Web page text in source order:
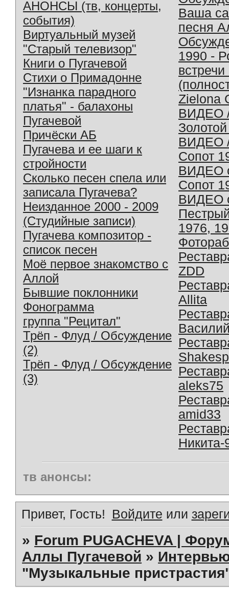
АНОНСЫ (тв, концерты,
события)
Виртуальный музей
"Старый телевизор"
Книги о Пугачевой
Стихи о Примадонне
"Изнанка парадного
платья" - балахоны
Пугачевой
Причёски АБ
Пугачева и ее шаги к
стройности
Сколько песен спела или
записала Пугачева?
Неизданное 2000 - 2009
(Студийные записи)
Пугачева композитор -
список песен
Моё первое знакомство с
Аллой
Бывшие поклонники
Фонограмма
группа "Рецитал"
Трёп - Флуд / Обсуждение
(2)
Трёп - Флуд / Обсуждение
(3)
Ваша
песня
1990 -
Zielona
ВИДЕО
ВИДЕО
Сопот
ВИДЕО
Сопот
ВИДЕО
1976,
ZDD
Allita
aleks75
amid33
Никита-
тв анонсы:
Привет, Гость! Войдите или
» Forum PUGACHEVA |
Аллы Пугачевой »
"Музыкальные